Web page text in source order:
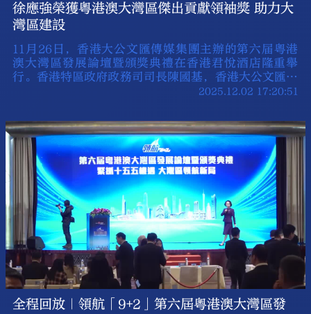
徐應強榮獲粵港澳大灣區傑出貢獻領袖獎 助力大
灣區建設
11月26日，香港大公文匯傳媒集團主辦的第六届粵港
澳大灣區發展論壇暨頒獎典禮在香港君悅酒店隆重舉
行。香港特區政府政務司司長陳國基，香港大公文匯傳
媒集團董事長兼香港《文匯報》社長、大公報社長李大
娛樂集團執行董事徐應強榮獲粵港澳大灣區傑出貢獻領
袖獎，標志著嘉華建材團隊多年來的努力得到認可和鼓
勵。
2025.12.02 17:20:51
全程回放｜領航「9+2」第六屆粵港澳大灣區發